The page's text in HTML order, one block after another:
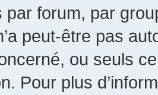
par forum, par
peut-être pas
ou seuls
Pour plus